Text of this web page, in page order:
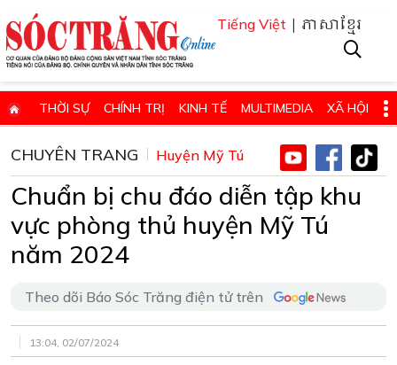
Tiếng Việt | ភាសាខ្មែរ
THỜI SỰ CHÍNH TRỊ KINH TẾ MULTIMEDIA XÃ HỘI
GIÁO DỤC - KHOA HỌC & CÔNG NGHỆ
QUỐC PHÒNG - AN NINH QUỐC TẾ SỨC KHỎE VÀ ĐỜI SỐNG
VĂN HÓA - THỂ THAO - DU LỊCH CHUYÊN ĐỀ
ĐIỂM BÁO - TIN VẮN ĐỊA PHƯƠNG THÔNG TIN CẦN BIẾT
HỌC TẬP VÀ LÀM THEO TƯ TƯỞNG, ĐẠO ĐỨC, PHONG CÁCH HỒ
ĐẶT BÁO GIẤY ONLINE
CHUYÊN TRANG Huyện Mỹ Tú
Chuẩn bị chu đáo diễn tập khu
vực phòng thủ huyện Mỹ Tú
năm 2024
Theo dõi Báo Sóc Trăng điện tử trên
13:04, 02/07/2024